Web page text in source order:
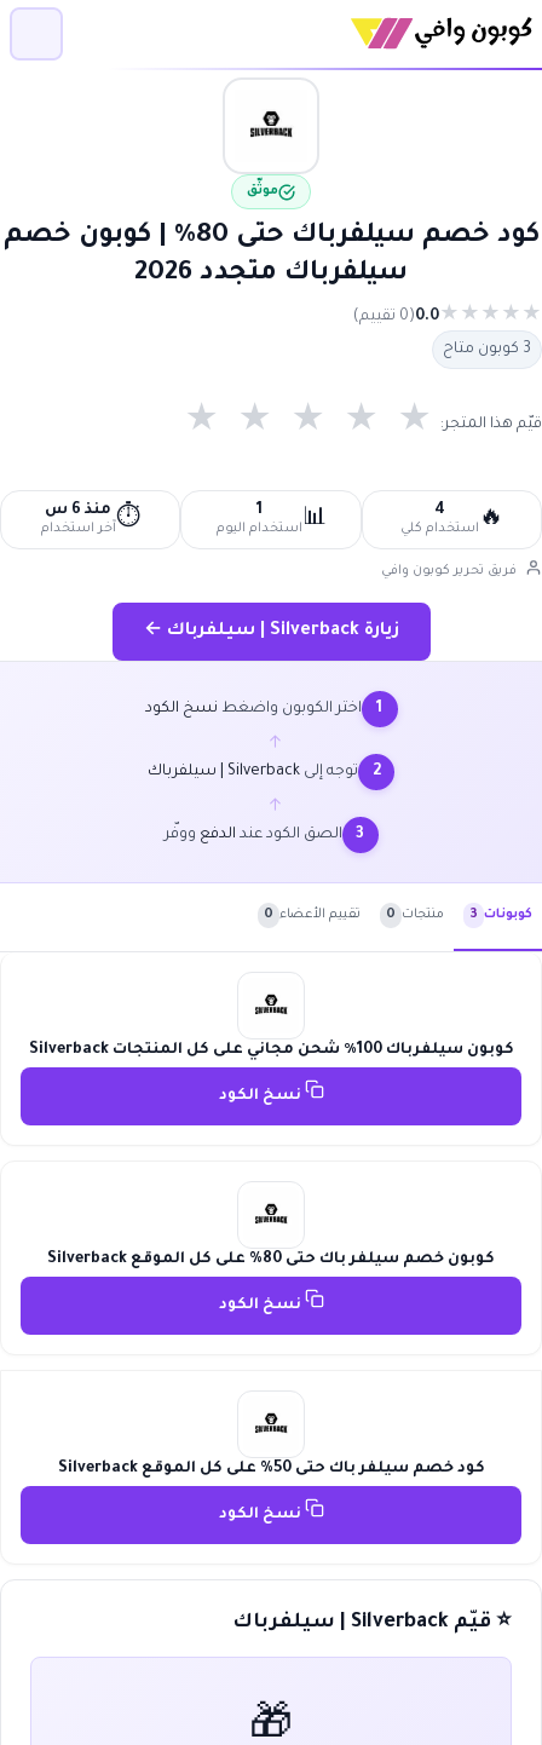
موثّق
كود خصم سيلفرباك حتى 80% | كوبون خصم
سيلفرباك متجدد 2026
★
★
★
★
★
0.0(0 تقييم)
3 كوبون متاح
قيّم هذا المتجر: ★ ★ ★ ★ ★
🔥
4
استخدام كلي 📊
1
استخدام اليوم ⏱️ منذ 6 س
آخر استخدام
فريق تحرير كوبون وافي
زيارة Silverback | سيلفرباك ←
1 اختر الكوبون واضغط نسخ الكود
←
2 توجه إلى Silverback | سيلفرباك
←
3 الصق الكود عند الدفع ووفّر
كوبونات 3 منتجات 0 تقييم الأعضاء 0
كوبون سيلفرباك 100٪ شحن مجاني على كل المنتجات Silverback
نسخ الكود
كوبون خصم سيلفر باك حتى 80% على كل الموقع Silverback
نسخ الكود
كود خصم سيلفر باك حتى 50% على كل الموقع Silverback
نسخ الكود
⭐ قيّم Silverback | سيلفرباك
🎁